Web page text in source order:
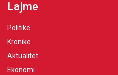
Lajme
Politikë
Kronikë
Aktualitet
Ekonomi